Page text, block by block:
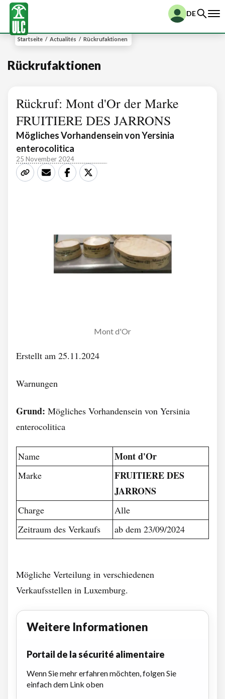
DE
Startseite / Actualités / Rückrufaktionen
Rückrufaktionen
Rückruf: Mont d'Or der Marke
FRUITIERE DES JARRONS
Mögliches Vorhandensein von Yersinia
enterocolitica
25 November 2024
Mont d'Or
Erstellt am 25.11.2024
Warnungen
Grund: Mögliches Vorhandensein von Yersinia
enterocolitica
Name Mont d'Or
Marke
FRUITIERE DES
JARRONS
Charge
Alle
Zeitraum des Verkaufs
ab dem 23/09/2024
Mögliche Verteilung in verschiedenen
Verkaufsstellen in Luxemburg.
Weitere Informationen
Portail de la sécurité alimentaire
Wenn Sie mehr erfahren möchten, folgen Sie
einfach dem Link oben